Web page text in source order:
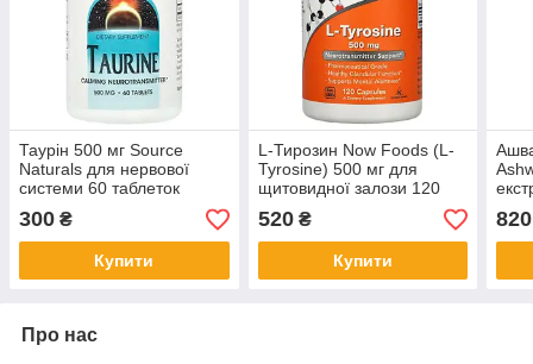
Таурiн 500 мг Source
Naturals для нервової
системи 60 таблеток
300 ₴
Купити
L-Тирозин Now Foods (L-
Tyrosine) 500 мг для
щитовидної залози 120
капсул
520₴
Купити
820
Про нас